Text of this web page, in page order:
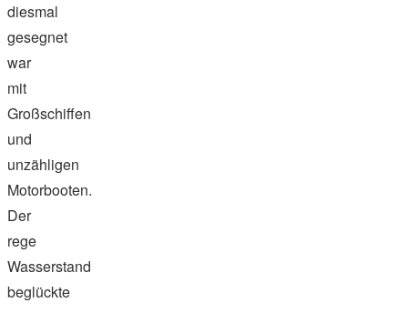
diesmal
gesegnet
war
mit
Großschiffen
und
unzähligen
Motorbooten.
Der
rege
Wasserstand
beglückte